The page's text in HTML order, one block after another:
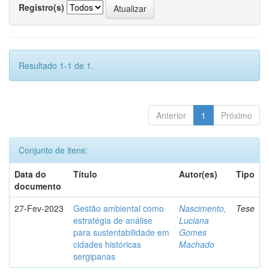
Registro(s)
Resultado 1-1 de 1.
Anterior 1 Próximo
Conjunto de itens:
Data do
documento
Título Autor(es) Tipo
27-Fev-2023
Gestão ambiental como
estratégia de análise
para sustentabilidade em
cidades históricas
sergipanas
Nascimento,
Luciana
Gomes
Machado
Tese